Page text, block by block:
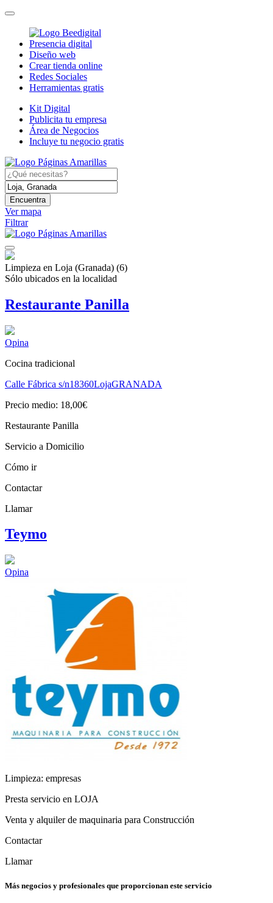
Presencia digital
Diseño web
Crear tienda online
Redes Sociales
Herramientas gratis
Kit Digital
Publicita tu empresa
Área de Negocios
Incluye tu negocio gratis
Encuentra
Ver mapa
Filtrar
Limpieza en Loja (Granada) (6)
Sólo ubicados en la localidad
Restaurante Panilla
Opina
Cocina tradicional
Calle Fábrica s/n18360LojaGRANADA
Precio medio: 18,00€
Restaurante Panilla
Servicio a Domicilio
Cómo ir
Contactar
Llamar
Teymo
Opina
Limpieza: empresas
Presta servicio en LOJA
Venta y alquiler de maquinaria para Construcción
Contactar
Llamar
Más negocios y profesionales que proporcionan este servicio